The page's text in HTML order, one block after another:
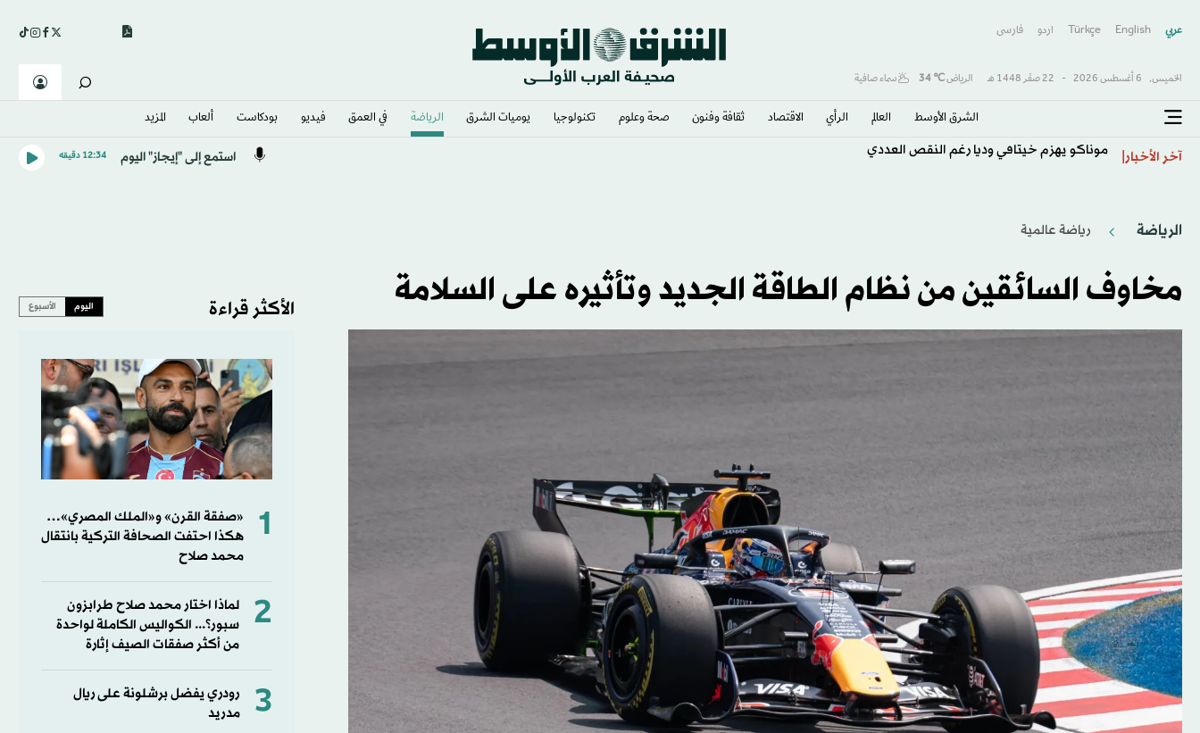
عربي English
Türkçe اردو فارسى
الخميس, 6 أغسطس 2026 - 22 صفَر 1448 هـ الرياض℃
34 سماء صافية
الشرق الأوسط​ العالم الرأي الاقتصاد ثقافة وفنون صحة وعلوم تكنولوجيا يوميات الشرق​ الرياضة في العمق فيديو بودكاست ألعاب المزيد
آخر الأخبار موناكو يهزم خيتافي ودياً رغم النقص العددي استمع إلى "إيجاز" اليوم 12:34 دقيقه
الرياضة رياضة عالمية
مخاوف السائقين من نظام الطاقة الجديد وتأثيره على السلامة الأكثر قراءة اليوم الأسبوع
1
«صفقة القرن» و«الملك المصري»…
هكذا احتفت الصحافة التركية بانتقال
محمد صلاح
2
لماذا اختار محمد صلاح طرابزون
سبور؟... الكواليس الكاملة لواحدة
من أكثر صفقات الصيف إثارة
3
رودري يفضل برشلونة على ريال
مدريد